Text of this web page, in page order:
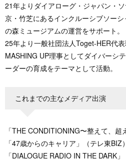
21年よりダイアローグ・ジャパン・
京・竹芝にあるインクルーシブソー
の森ミュージアムの運営をサポート。
25年より一般社団法人Toget-HER代
MASHING UP理事としてダイバーシ
ーダーの育成をテーマとして活動。
これまでの主なメディア出演
「THE CONDITIONING〜整えて、超
「47歳からのキャリア」（テレ東BIZ）
「DIALOGUE RADIO IN THE DARK」